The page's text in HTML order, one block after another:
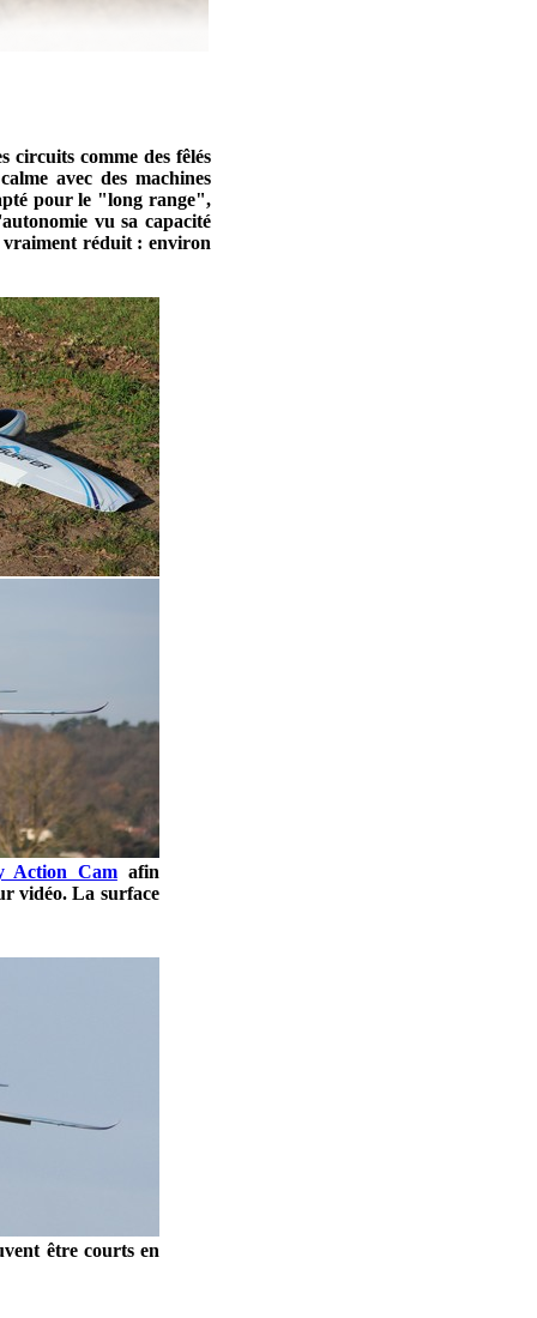
circuits comme des fêlés
avec des machines
pour le "long range",
vu sa capacité
vraiment réduit : environ
Action Camafin
vidéo. La surface
être courts en